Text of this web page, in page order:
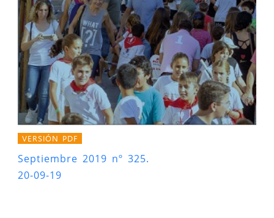
VERSIÓN PDF
Septiembre 2019 nº 325.
20-09-19